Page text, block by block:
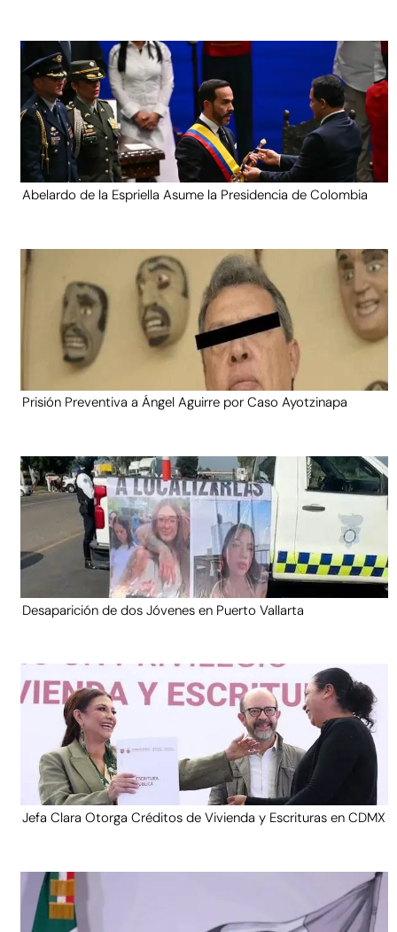
Abelardo de la Espriella Asume la Presidencia de Colombia
Prisión Preventiva a Ángel Aguirre por Caso Ayotzinapa
Desaparición de dos Jóvenes en Puerto Vallarta
Jefa Clara Otorga Créditos de Vivienda y Escrituras en CDMX